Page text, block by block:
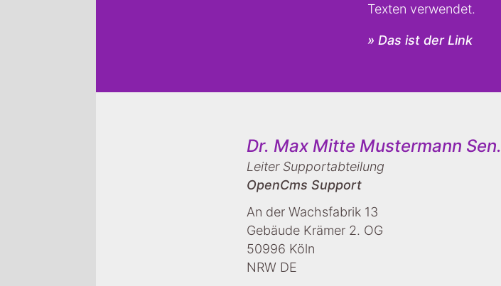
Texten verwendet.
» Das ist der Link
Dr. Max Mitte Mustermann Sen.
Leiter Supportabteilung
OpenCms Support
An der Wachsfabrik 13
Gebäude Krämer 2. OG
50996 Köln
NRW DE